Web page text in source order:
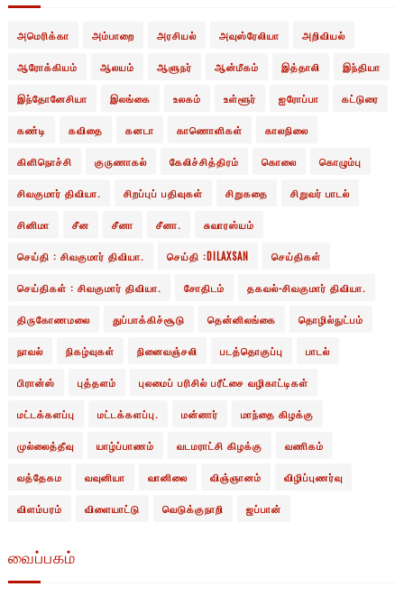
அமெரிக்கா அம்பாறை அரசியல் அவுஸ்ரேலியா அறிவியல்
ஆரோக்கியம் ஆலயம் ஆளுநர் ஆன்மீகம் இத்தாலி இந்தியா
இந்தோனேசியா இலங்கை உலகம் உள்ளூர் ஐரோப்பா கட்டுரை
கண்டி கவிதை கனடா காணொளிகள் காலநிலை
கிளிநொச்சி குருணாகல் கேலிச்சித்திரம் கொலை கொழும்பு
சிவகுமார் திவியா. சிறப்புப் பதிவுகள் சிறுகதை சிறுவர் பாடல்
சினிமா சீன சீனா சீனா. சுவாரஸ்யம்
செய்தி : சிவகுமார் திவியா. செய்தி :DILAXSAN செய்திகள்
செய்திகள் : சிவகுமார் திவியா. சோதிடம் தகவல்-சிவகுமார் திவியா.
திருகோணமலை துப்பாக்கிச்சூடு தென்னிலங்கை தொழில்நுட்பம்
நாவல் நிகழ்வுகள் நினைவஞ்சலி படத்தொகுப்பு பாடல்
பிரான்ஸ் புத்தளம் புலமைப் பரிசில் பரீட்சை வழிகாட்டிகள்
மட்டக்களப்பு மட்டக்களப்பு. மன்னார் மாந்தை கிழக்கு
முல்லைத்தீவு யாழ்ப்பாணம் வடமராட்சி கிழக்கு வணிகம்
வத்தேகம வவுனியா வானிலை விஞ்ஞானம் விழிப்புணர்வு
விளம்பரம் விளையாட்டு வெடுக்குநாறி ஜப்பான்
வைப்பகம்